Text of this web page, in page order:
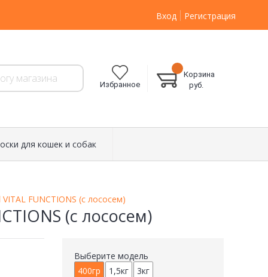
Вход Регистрация
Избранное
Корзина
руб.
для кошек и собак
FUNCTIONS (с лососем)
(с лососем)
Выберите модель
400гр
1,5кг 3кг